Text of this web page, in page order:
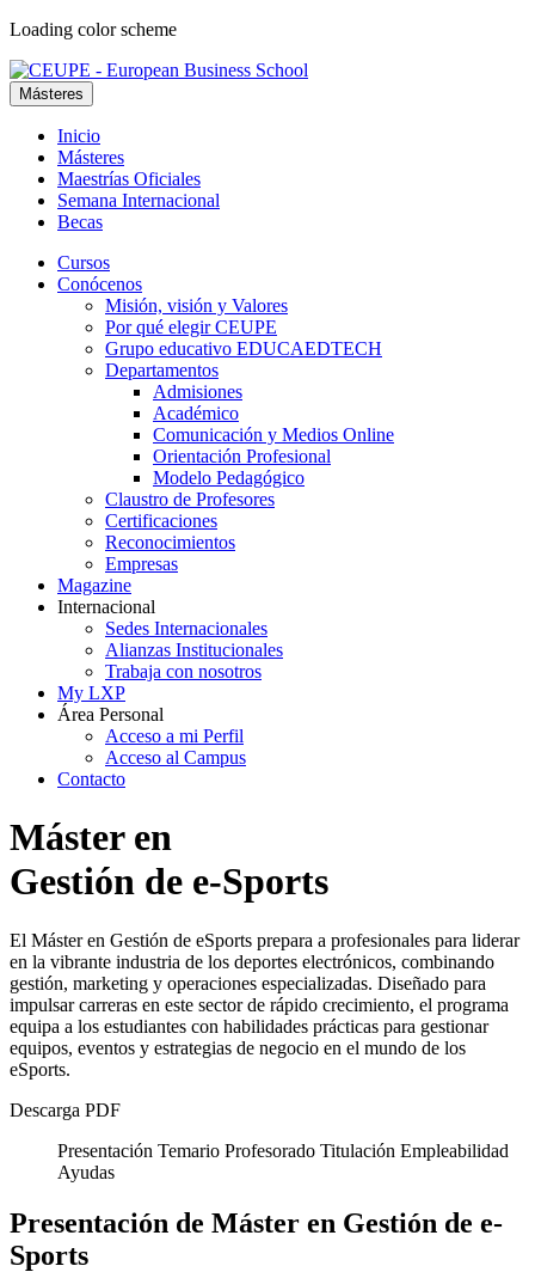
Loading color scheme
Másteres
Inicio
Másteres
Maestrías Oficiales
Semana Internacional
Becas
Cursos
Conócenos
Misión, visión y Valores
Por qué elegir CEUPE
Grupo educativo EDUCAEDTECH
Departamentos
Admisiones
Académico
Comunicación y Medios Online
Orientación Profesional
Modelo Pedagógico
Claustro de Profesores
Certificaciones
Reconocimientos
Empresas
Magazine
Internacional
Sedes Internacionales
Alianzas Institucionales
Trabaja con nosotros
My LXP
Área Personal
Acceso a mi Perfil
Acceso al Campus
Contacto
Máster en
Gestión de e-Sports
El Máster en Gestión de eSports prepara a profesionales para liderar
en la vibrante industria de los deportes electrónicos, combinando
gestión, marketing y operaciones especializadas. Diseñado para
impulsar carreras en este sector de rápido crecimiento, el programa
equipa a los estudiantes con habilidades prácticas para gestionar
equipos, eventos y estrategias de negocio en el mundo de los
eSports.
Descarga PDF
Presentación Temario Profesorado Titulación Empleabilidad
Ayudas
Presentación de Máster en Gestión de e-
Sports